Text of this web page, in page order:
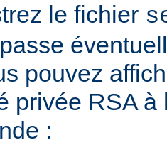
le fichier
pouvez
privée RSA à
: